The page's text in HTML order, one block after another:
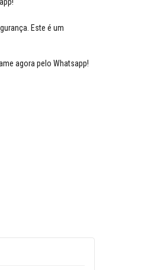
Este é um
agora pelo Whatsapp!